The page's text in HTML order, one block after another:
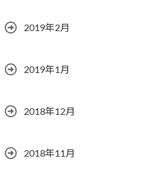
2019年2月
2019年1月
2018年12月
2018年11月